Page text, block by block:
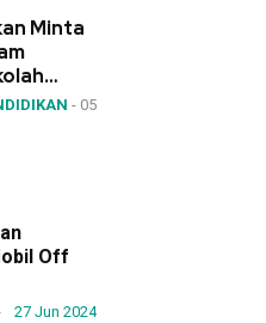
Minta
- 05
Off
27 Jun 2024